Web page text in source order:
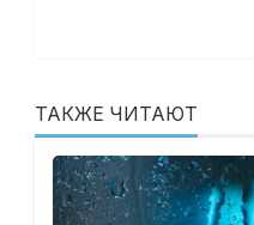
ТАКЖЕ ЧИТАЮТ